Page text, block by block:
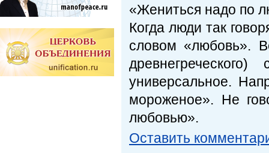
«Жениться надо по
Когда люди так
словом «любовь».
универсальное.
мороженое». Не
любовью».
Оставить